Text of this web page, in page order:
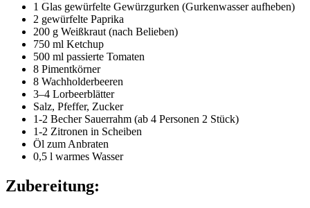
1 Glas gewürfelte Gewürzgurken (Gurkenwasser aufheben)
2 gewürfelte Paprika
200 g Weißkraut (nach Belieben)
750 ml Ketchup
500 ml passierte Tomaten
8 Pimentkörner
8 Wachholderbeeren
3–4 Lorbeerblätter
Salz, Pfeffer, Zucker
1-2 Becher Sauerrahm (ab 4 Personen 2 Stück)
1-2 Zitronen in Scheiben
Öl zum Anbraten
0,5 l warmes Wasser
Zubereitung: